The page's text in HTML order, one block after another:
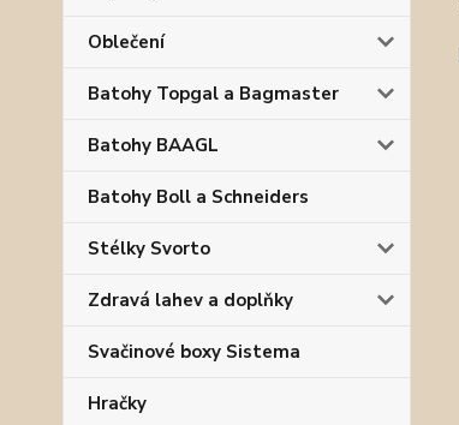
Oblečení
Batohy Topgal a Bagmaster
Batohy BAAGL
Batohy Boll a Schneiders
Stélky Svorto
Zdravá lahev a doplňky
Svačinové boxy Sistema
Hračky